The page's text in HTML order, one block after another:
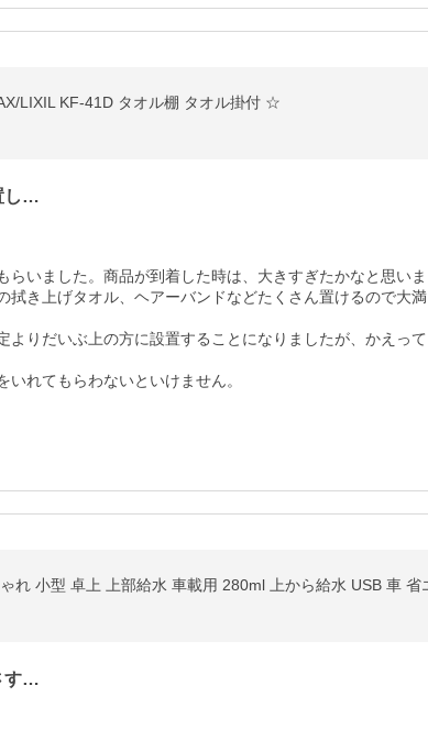
LIXIL KF-41D タオル棚 タオル掛付 ☆
し…
らいました。商品が到着した時は、大きすぎたかなと思いま
拭き上げタオル、ヘアーバンドなどたくさん置けるので大満
よりだいぶ上の方に設置することになりましたが、かえって
れてもらわないといけません。
す…